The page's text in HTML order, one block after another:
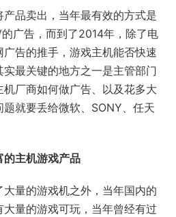
品卖出，当年最有效的方式是
广告，而到了2014年，除了电
告的推手，游戏主机能否快速
最关键的地方之一是主管部门
厂商如何做广告、以及花多大
就要丢给微软、SONY、任天
的主机游戏产品
量的游戏机之外，当年国内的
量的游戏可玩，当年曾经有过